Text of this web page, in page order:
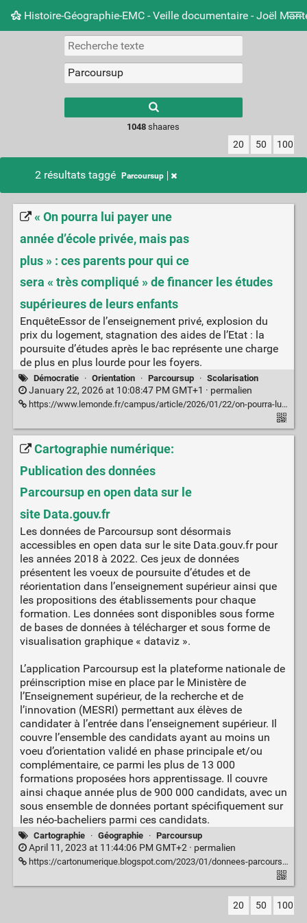
Histoire-Géographie-EMC - Veille documentaire - Joël
Nuage de tags Mur d'images
results.
1048 shaares
20 50 100
2 résultats taggé Parcoursup
« On pourra lui payer une
année d’école privée, mais pas
plus » : ces parents pour qui ce
sera « très compliqué » de financer les études
supérieures de leurs enfants
EnquêteEssor de l’enseignement privé, explosion du
prix du logement, stagnation des aides de l’Etat : la
poursuite d’études après le bac représente une charge
de plus en plus lourde pour les foyers.
Démocratie · Orientation · Parcoursup · Scolarisation
January 22, 2026 at 10:08:47 PM GMT+1 · permalien
https://www.lemonde.fr/campus/article/2026/01/22/on-pourra-lui-payer-une-annee-d-ecole-privee-mais-pas-plus-pour-les-familles-la-difficile-equation-du-financement-des-etudes-superieures_6663612_4401467.html
Cartographie numérique:
Publication des données
Parcoursup en open data sur le
site Data.gouv.fr
Les données de Parcoursup sont désormais
accessibles en open data sur le site Data.gouv.fr pour
les années 2018 à 2022. Ces jeux de données
présentent les voeux de poursuite d’études et de
réorientation dans l’enseignement supérieur ainsi que
les propositions des établissements pour chaque
formation. Les données sont disponibles sous forme
de bases de données à télécharger et sous forme de
visualisation graphique « dataviz ».
L’application Parcoursup est la plateforme nationale de
préinscription mise en place par le Ministère de
l’Enseignement supérieur, de la recherche et de
l’innovation (MESRI) permettant aux élèves de
candidater à l’entrée dans l’enseignement supérieur. Il
couvre l’ensemble des candidats ayant au moins un
voeu d’orientation validé en phase principale et/ou
complémentaire, ce parmi les plus de 13 000
formations proposées hors apprentissage. Il couvre
ainsi chaque année plus de 900 000 candidats, avec un
sous ensemble de données portant spécifiquement sur
les néo-bacheliers parmi ces candidats.
Cartographie · Géographie · Parcoursup
April 11, 2023 at 11:44:06 PM GMT+2 · permalien
https://cartonumerique.blogspot.com/2023/01/donnees-parcoursup.html
20 50 100